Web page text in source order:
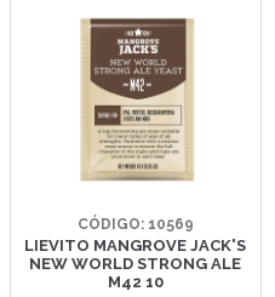
CÓDIGO: 10569
LIEVITO MANGROVE JACK'S
NEW WORLD STRONG ALE
M42 10